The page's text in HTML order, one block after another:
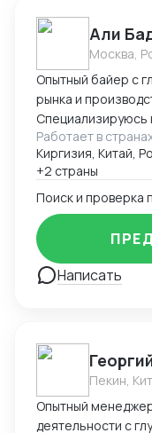
Али
Москва,
Опытный байер с
рынка и
Специализируюсь
поставщиков,
управлении
конечного
снижении
поставщиков:
(Alibaba,
фабричных
документации. Ведение переговоров: Навыки
контроль заказа
(сопровождение
производства).
(EXW, FOB, CIF),
Работает в
Киргизия, Китай,
+2 страны
Написать
Пекин,
Опытный
деятельности с